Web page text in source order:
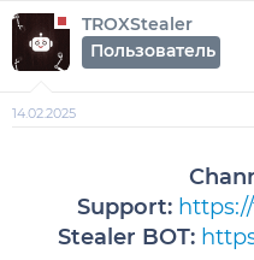
TROXStealer
Пользователь
14.02.2025
Support:
Stealer BOT: